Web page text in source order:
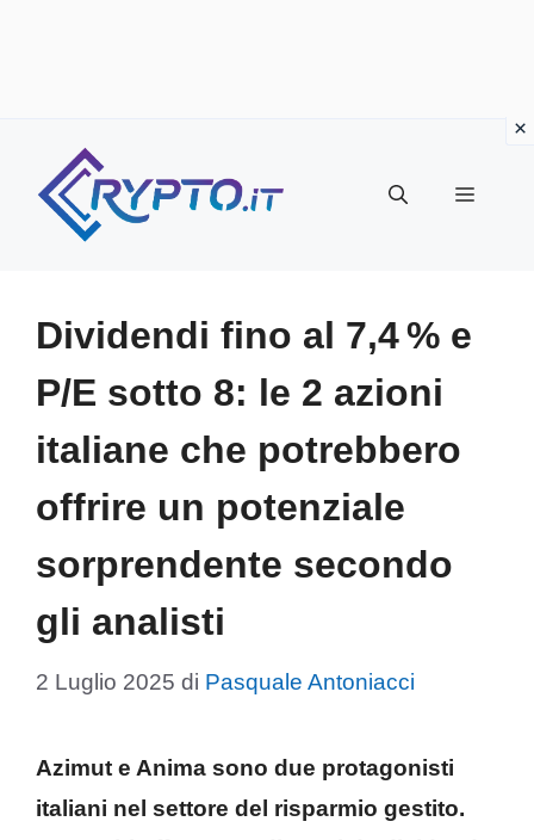
contenuto
Menu
Dividendi fino al 7,4 % e
P/E sotto 8: le 2 azioni
italiane che potrebbero
offrire un potenziale
sorprendente secondo
gli analisti
2 Luglio 2025 di Pasquale Antoniacci
Azimut e Anima sono due protagonisti
italiani nel settore del risparmio gestito.